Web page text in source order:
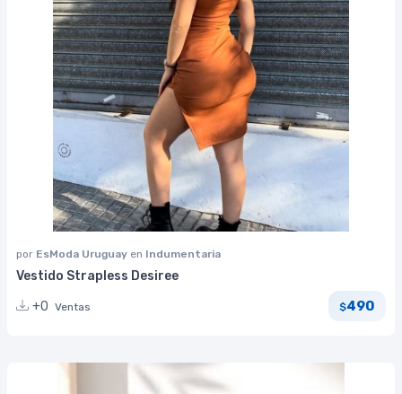
por EsModa Uruguay en Indumentaria
Vestido Strapless Desiree
+0 Ventas $490